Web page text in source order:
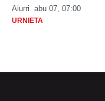
Aiurri abu 07, 07:00
URNIETA